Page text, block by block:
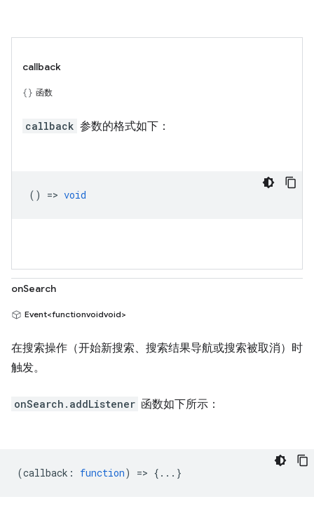
callback
函数
callback 参数的格式如下：
() => void
onSearch
Event<functionvoidvoid>
在搜索操作（开始新搜索、搜索结果导航或搜索被取消）时
触发。
onSearch.addListener 函数如下所示：
(callback : function) => {...}